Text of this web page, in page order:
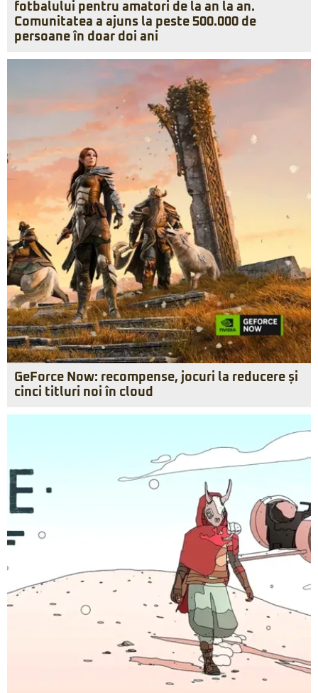
fotbalului pentru amatori de la an la an.
Comunitatea a ajuns la peste 500.000 de
persoane în doar doi ani
GeForce Now: recompense, jocuri la reducere și
cinci titluri noi în cloud